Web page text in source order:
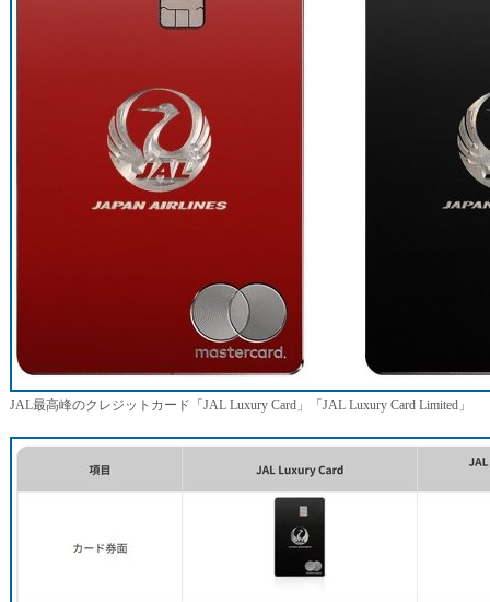
JAL最高峰のクレジットカード「JAL Luxury Card」「JAL Luxury Card Limited」